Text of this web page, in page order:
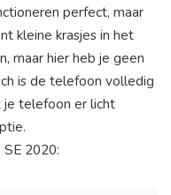
perfect, maar
kleine krasjes in het
maar hier heb je geen
is de telefoon volledig
je telefoon er licht
2020: